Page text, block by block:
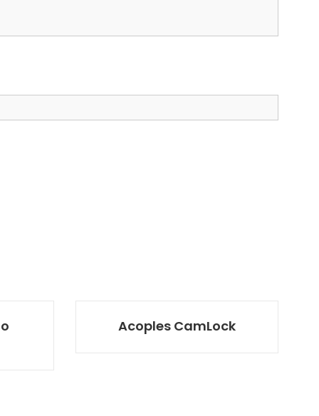
Acoples CamLock